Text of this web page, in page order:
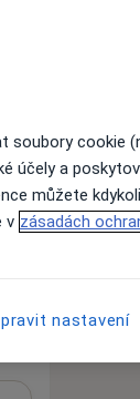
soubory cookie
účely a
můžete
v zásadách
nastavení